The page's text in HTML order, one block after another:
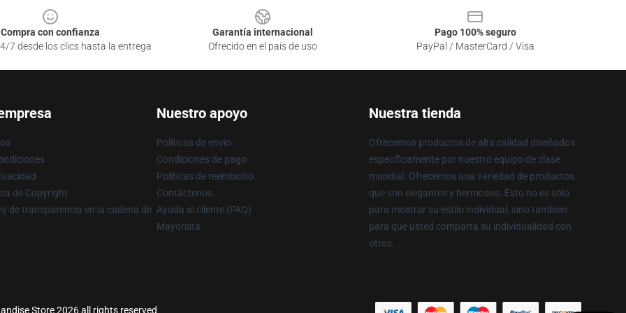
Compra con confianza
7 desde los clics hasta la entrega
Garantía internacional
Ofrecido en el país de uso
Pago 100% seguro
PayPal / MasterCard / Visa
de Copyright
de transparencia en la cadena de
Nuestro apoyo
Políticas de envío
Condiciones de pago
Políticas de reembolso
Contáctenos
Ayuda al cliente (FAQ)
Mayorista
Nuestra tienda
Ofrecemos productos de alta calidad diseñados
específicamente por nuestro equipo de clase
mundial. Ofrecemos una variedad de productos
que son elegantes y hermosos. Esto no es sólo
para mostrar su estilo individual, sino también
para que usted comparta su individualidad con
otros.
Store 2026 all rights reserved